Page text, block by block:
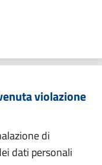
violazione
di
dati personali